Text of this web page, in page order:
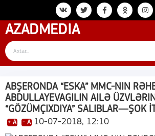
AZADMEDIA
ABŞERONDA “ESKA” MMC-NIN
ABDULLAYEVAGILIN AILƏ
“GÖZÜMÇIXDIYA” SALIBLAR—ŞOK
+ A - A 10-07-2018, 12:10